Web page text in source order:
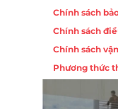
Chính sách
Chính sách
Chính sách
Phương thức